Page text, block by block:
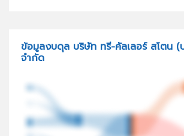
ข้อมูลงบดุล บริษัท ทรี-คัลเลอร์ สโตน (ป
จำกัด